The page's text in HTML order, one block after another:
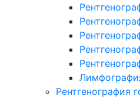
Рентгенография